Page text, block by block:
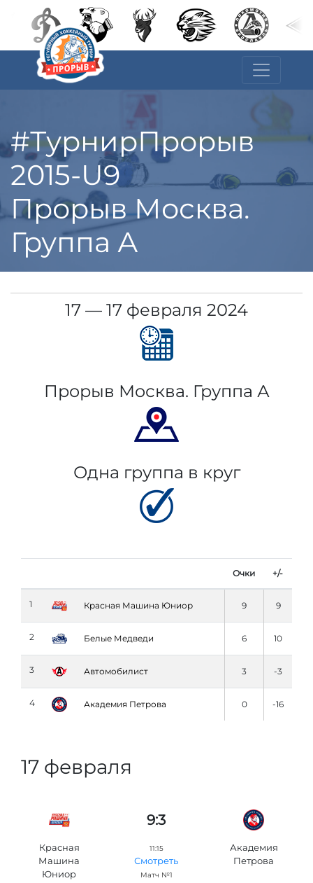
#ТурнирПрорыв
2015-U9
Прорыв Москва.
Группа А
17 — 17 февраля 2024
Прорыв Москва. Группа А
Одна группа в круг
Очки +/-
1 Красная Машина Юниор 9 9
2 Белые Медведи 6 10
3 Автомобилист 3 -3
4 Академия Петровa 0 -16
17 февраля
9:3
Красная
Машина
Юниор
11:15
Смотреть
Матч №1
Академия
Петровa